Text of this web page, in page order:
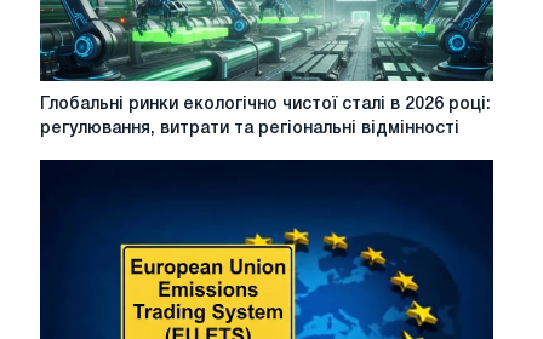
увагу
у
2026
Глобальні
Глобальні ринки екологічно чистої сталі в 2026 році:
регулювання, витрати та регіональні відмінності